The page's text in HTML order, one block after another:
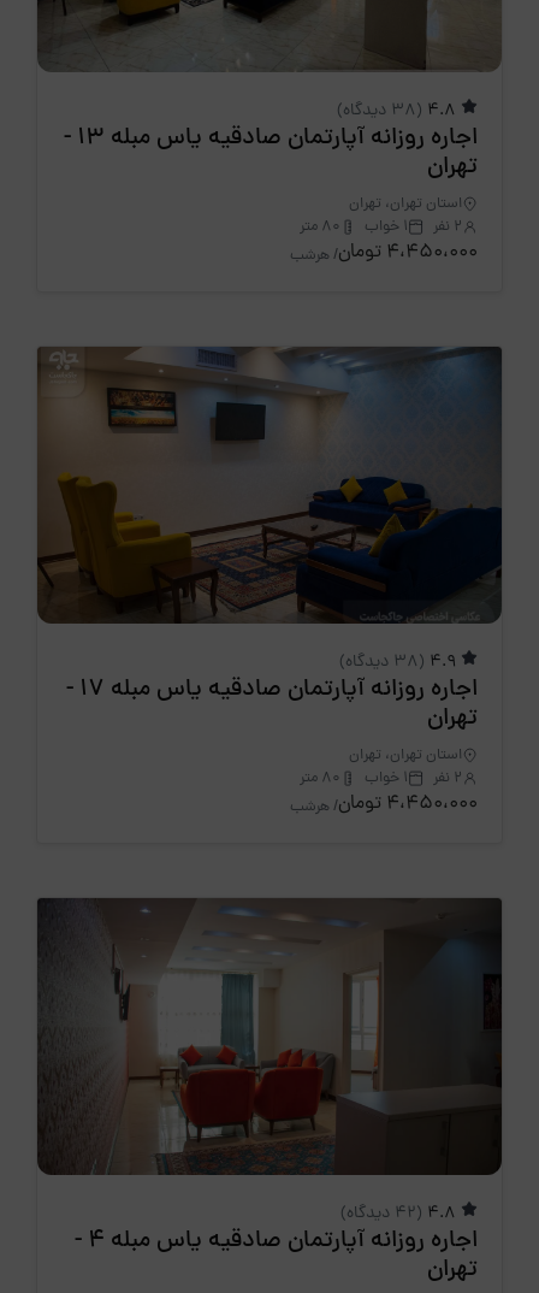
(38 دیدگاه)
اجاره روزانه آپارتمان صادقیه یاس مبله 13 -
تهران
استان تهران، تهران
2 نفر
1 خواب 80 متر
4،450،000 تومان / هرشب
(38 دیدگاه)
اجاره روزانه آپارتمان صادقیه یاس مبله 17 -
تهران
استان تهران، تهران
2 نفر
1 خواب 80 متر
4،450،000 تومان / هرشب
(42 دیدگاه)
اجاره روزانه آپارتمان صادقیه یاس مبله 4 -
تهران